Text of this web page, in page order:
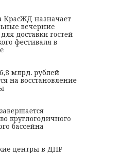
КрасЖД назначает
вечерние
доставки гостей
фестиваля в
млрд. рублей
на восстановление
круглогодичного
бассейна
центры в ДНР